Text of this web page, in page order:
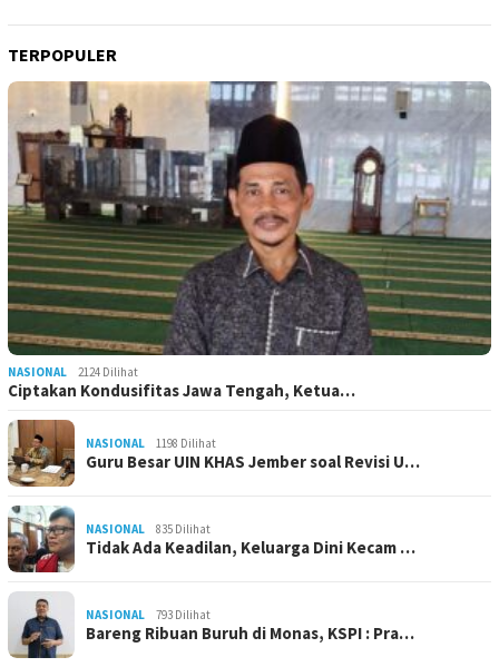
TERPOPULER
NASIONAL 2124 Dilihat
Ciptakan Kondusifitas Jawa Tengah, Ketua…
NASIONAL 1198 Dilihat
Guru Besar UIN KHAS Jember soal Revisi U…
NASIONAL 835 Dilihat
Tidak Ada Keadilan, Keluarga Dini Kecam …
NASIONAL 793 Dilihat
Bareng Ribuan Buruh di Monas, KSPI : Pra…